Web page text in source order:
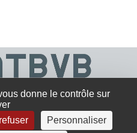
donne le contrôle sur
Personnaliser